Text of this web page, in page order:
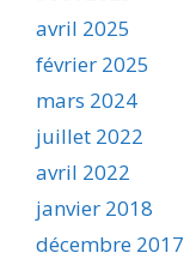
avril 2025
février 2025
mars 2024
juillet 2022
avril 2022
janvier 2018
décembre 2017